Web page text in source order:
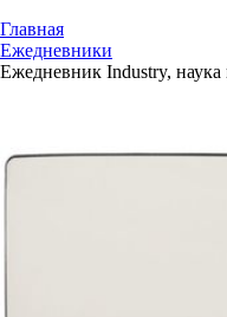
Главная
Ежедневники
Ежедневник Industry, наука